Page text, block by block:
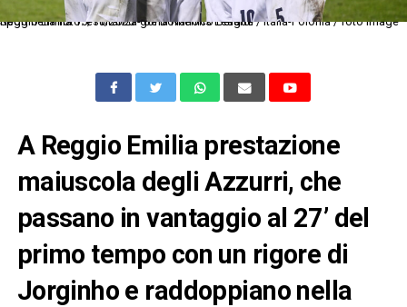
Reggio Emilia 15/11/2020 - Uefa Nations League / Italia-Polonia / foto Image Sport nella foto: esultanza gol Domenico Berardi
A Reggio Emilia prestazione
maiuscola degli Azzurri, che
passano in vantaggio al 27’ del
primo tempo con un rigore di
Jorginho e raddoppiano nella